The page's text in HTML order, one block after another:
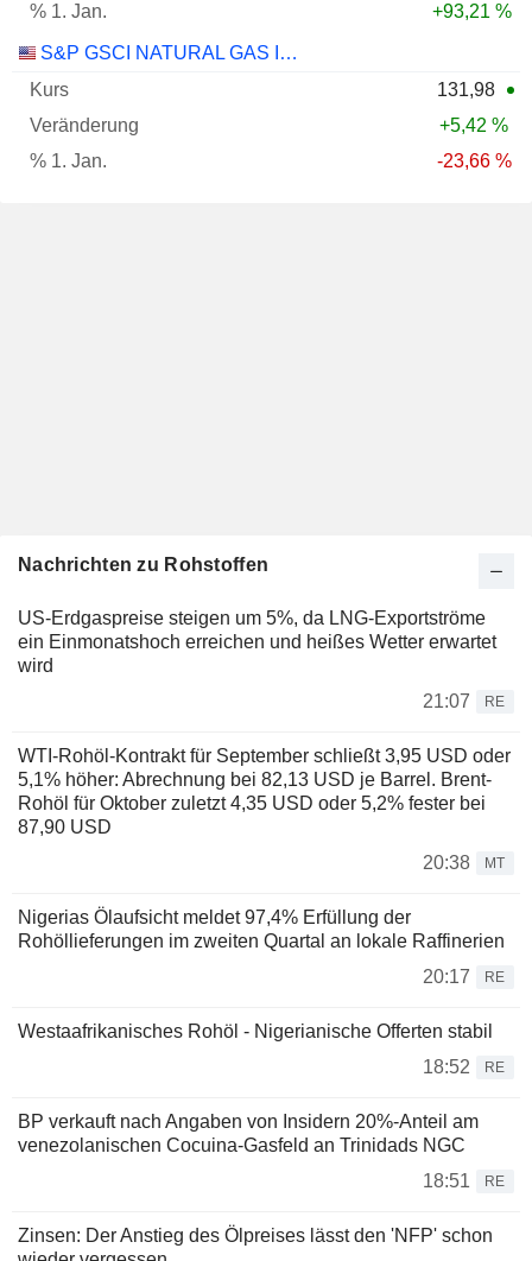
+93,21 %
S&P GSCI NATURAL GAS INDEX
131,98
+5,42 %
-23,66 %
Nachrichten zu Rohstoffen
US-Erdgaspreise steigen um 5%, da LNG-Exportströme
ein Einmonatshoch erreichen und heißes Wetter erwartet
wird
21:07
RE
WTI-Rohöl-Kontrakt für September schließt 3,95 USD oder
5,1% höher: Abrechnung bei 82,13 USD je Barrel. Brent-
Rohöl für Oktober zuletzt 4,35 USD oder 5,2% fester bei
87,90 USD
20:38
MT
Nigerias Ölaufsicht meldet 97,4% Erfüllung der
Rohöllieferungen im zweiten Quartal an lokale Raffinerien
20:17
RE
Westaafrikanisches Rohöl - Nigerianische Offerten stabil
18:52
RE
BP verkauft nach Angaben von Insidern 20%-Anteil am
venezolanischen Cocuina-Gasfeld an Trinidads NGC
18:51
RE
Zinsen: Der Anstieg des Ölpreises lässt den 'NFP' schon